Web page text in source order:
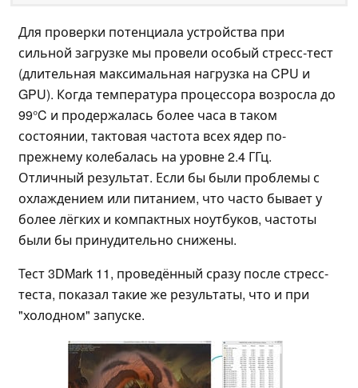
Для проверки потенциала устройства при
сильной загрузке мы провели особый стресс-тест
(длительная максимальная нагрузка на CPU и
GPU). Когда температура процессора возросла до
99°C и продержалась более часа в таком
состоянии, тактовая частота всех ядер по-
прежнему колебалась на уровне 2.4 ГГц.
Отличный результат. Если бы были проблемы с
охлаждением или питанием, что часто бывает у
более лёгких и компактных ноутбуков, частоты
были бы принудительно снижены.
Тест 3DMark 11, проведённый сразу после стресс-
теста, показал такие же результаты, что и при
"холодном" запуске.